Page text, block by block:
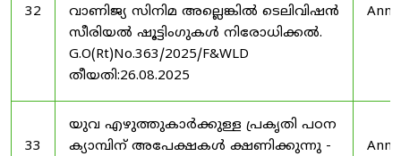
32
വാണിജ്യ സിനിമ അല്ലെങ്കിൽ ടെലിവിഷൻ
സീരിയൽ ഷൂട്ടിംഗുകൾ നിരോധിക്കൽ.
G.O(Rt)No.363/2025/F&WLD
തീയതി:26.08.2025
33
യുവ എഴുത്തുകാർക്കുള്ള പ്രകൃതി പഠന
ക്യാമ്പിന് അപേക്ഷകൾ ക്ഷണിക്കുന്നു -